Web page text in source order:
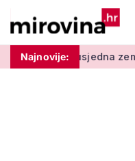
Najnovije:
Susjedna zemlja